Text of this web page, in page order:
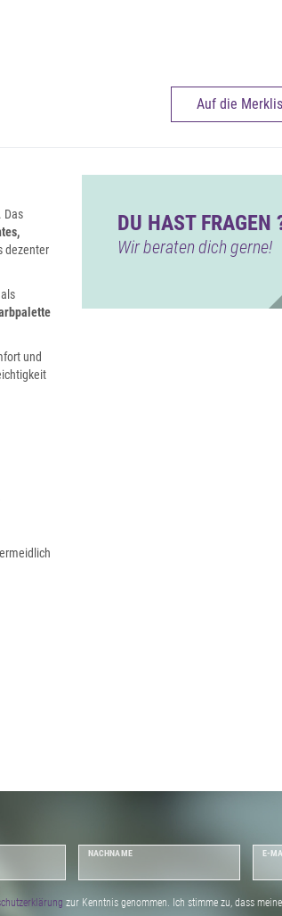
Auf die
. Das
dezenter
und
DU HAST FRAGEN
Wir beraten dich gerne!
NACHNAME E-
zur Kenntnis genommen. Ich stimme zu, dass